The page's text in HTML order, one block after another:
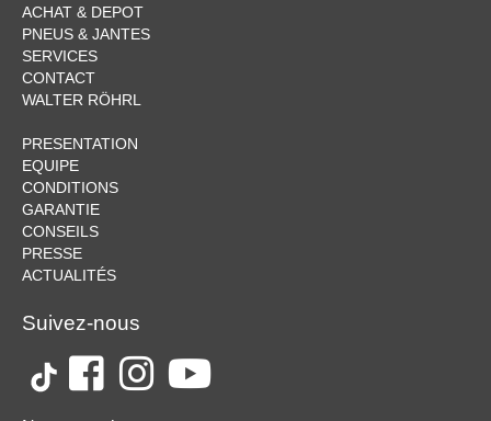
ACHAT & DEPOT
PNEUS & JANTES
SERVICES
CONTACT
WALTER RÖHRL
PRESENTATION
EQUIPE
CONDITIONS
GARANTIE
CONSEILS
PRESSE
ACTUALITÉS
Suivez-nous